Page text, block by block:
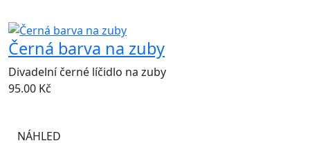
Černá barva na zuby
Divadelní černé líčidlo na zuby
95.00 Kč
NÁHLED